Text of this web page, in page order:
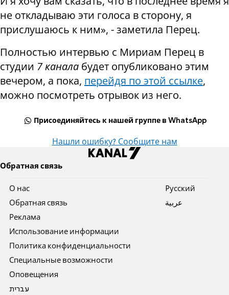
не откладываю эти голоса в сторону, я
прислушаюсь к ним», - заметила Перец.
Полностью интервью с Мириам Перец в
студии 7 канала будет опубликовано этим
вечером, а пока, перейдя по этой ссылке,
можно посмотреть отрывок из него.
Присоединяйтесь к нашей группе в WhatsApp
Нашли ошибку? Сообщите нам
Обратная связь
О нас
Обратная связь
Реклама
Использование информации
Политика конфиденциальности
Специальные возможности
Оповещения
עברית
Pусский
عربية